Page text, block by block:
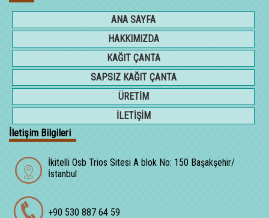
ANA SAYFA
HAKKIMIZDA
KAĞIT ÇANTA
SAPSIZ KAĞIT ÇANTA
ÜRETİM
İLETİŞİM
İletişim Bilgileri
İkitelli Osb Trios Sitesi A blok No: 150 Başakşehir/
İstanbul
+90 530 887 64 59